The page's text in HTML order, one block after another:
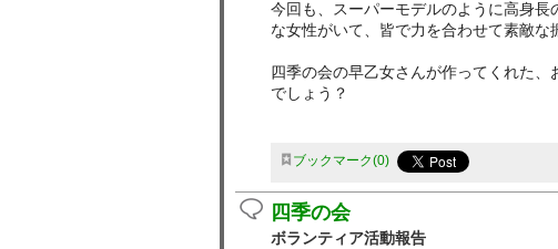
今回も、スーパーモデルのように高身
な女性がいて、皆で力を合わせて素敵な
四季の会の早乙女さんが作ってくれた
でしょう？
ブックマーク 0
四季の会
ボランティア活動報告